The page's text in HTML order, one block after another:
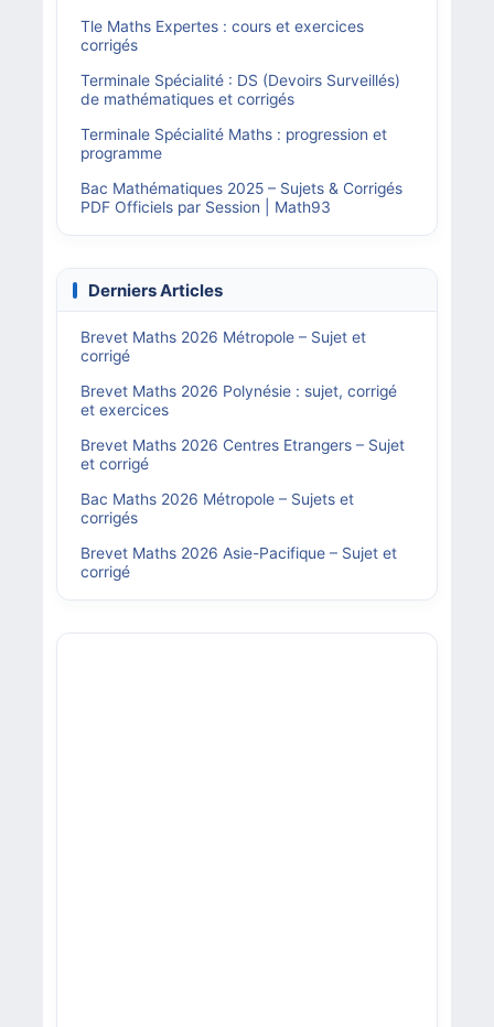
Tle Maths Expertes : cours et exercices
corrigés
Terminale Spécialité : DS (Devoirs Surveillés)
de mathématiques et corrigés
Terminale Spécialité Maths : progression et
programme
Bac Mathématiques 2025 – Sujets & Corrigés
PDF Officiels par Session | Math93
Derniers Articles
Brevet Maths 2026 Métropole – Sujet et
corrigé
Brevet Maths 2026 Polynésie : sujet, corrigé
et exercices
Brevet Maths 2026 Centres Etrangers – Sujet
et corrigé
Bac Maths 2026 Métropole – Sujets et
corrigés
Brevet Maths 2026 Asie-Pacifique – Sujet et
corrigé